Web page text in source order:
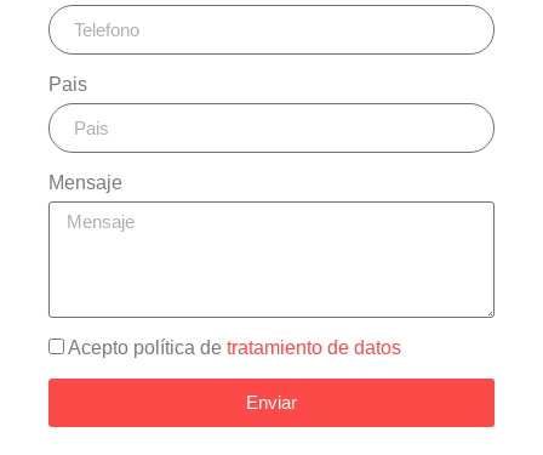
Pais
Mensaje
Acepto política de tratamiento de datos
Enviar